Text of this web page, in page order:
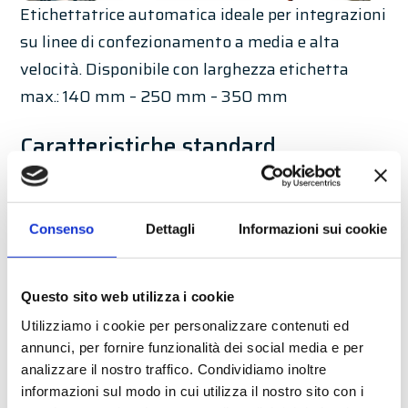
Consenso Dettagli Informazioni sui cookie
Questo sito web utilizza i cookie
Utilizziamo i cookie per personalizzare contenuti ed
annunci, per fornire funzionalità dei social media e per
analizzare il nostro traffico. Condividiamo inoltre
informazioni sul modo in cui utilizza il nostro sito con i
Etichettatrice automatica ideale per integrazioni
su linee di confezionamento a media e alta
velocità. Disponibile con larghezza etichetta
max.: 140 mm – 250 mm – 350 mm
Caratteristiche standard
Motore passo-passo Ibrido a bassa
Presvolgitore meccanico
Allarme fine bobina
Ingresso Encoder
Pannello operatore Touch-Screen
Regolazione offset-ritardo start